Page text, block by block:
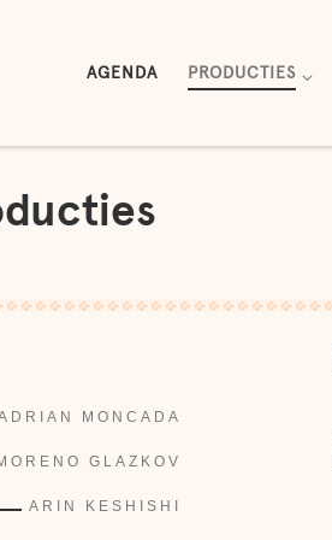
AGENDA
PRODUCTIES
MONCADA
GLAZKOV
ARIN KESHISHI